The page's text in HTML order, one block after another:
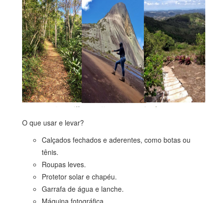
O que usar e levar?
Calçados fechados e aderentes, como botas ou
tênis.
Roupas leves.
Protetor solar e chapéu.
Garrafa de água e lanche.
Máquina fotográfica.